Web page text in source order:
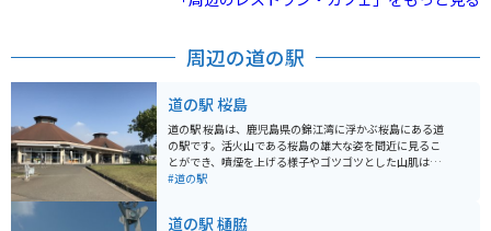
周辺の道の駅
道の駅 桜島
道の駅 桜島は、鹿児島県の錦江湾に浮かぶ桜島にある道
の駅です。活火山である桜島の雄大な姿を間近に見るこ
とができ、噴煙を上げる様子やゴツゴツとした山肌は迫
力満点です。 道の駅には、レストランや特産品販売所が
しむことができます。また、錦江湾や桜島を一望できる
#道の駅
道の駅 樋脇